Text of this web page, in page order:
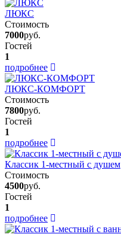
ЛЮКС
Стоимость
7000руб.
Гостей
1
подробнее
ЛЮКС-КОМФОРТ
Стоимость
7800руб.
Гостей
1
подробнее
Классик 1-местный с душем
Стоимость
4500руб.
Гостей
1
подробнее